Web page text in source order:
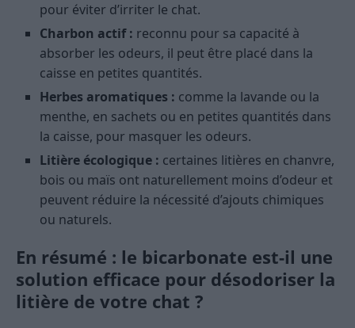
pour éviter d’irriter le chat.
Charbon actif : reconnu pour sa capacité à
absorber les odeurs, il peut être placé dans la
caisse en petites quantités.
Herbes aromatiques : comme la lavande ou la
menthe, en sachets ou en petites quantités dans
la caisse, pour masquer les odeurs.
Litière écologique : certaines litières en chanvre,
bois ou maïs ont naturellement moins d’odeur et
peuvent réduire la nécessité d’ajouts chimiques
ou naturels.
En résumé : le bicarbonate est-il une
solution efficace pour désodoriser la
litière de votre chat ?